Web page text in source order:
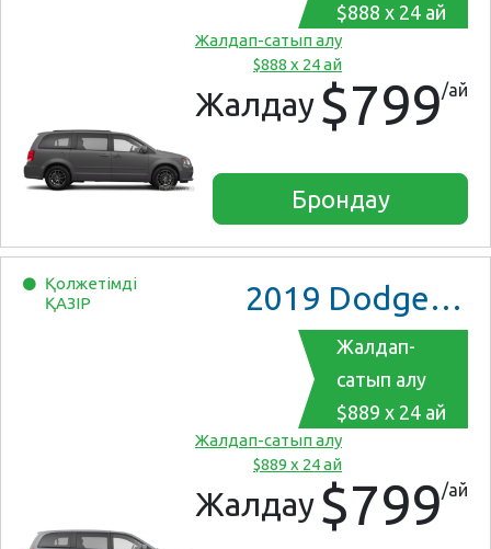
$888 x 24 ай
Жалдап-сатып алу
$888 x 24 ай
Жалдау $799/ай
Брондау
Қолжетімді
ҚАЗІР
2019 Dodge Grand Caravan
Жалдап-
сатып алу
$889 x 24 ай
Жалдап-сатып алу
$889 x 24 ай
Жалдау $799/ай